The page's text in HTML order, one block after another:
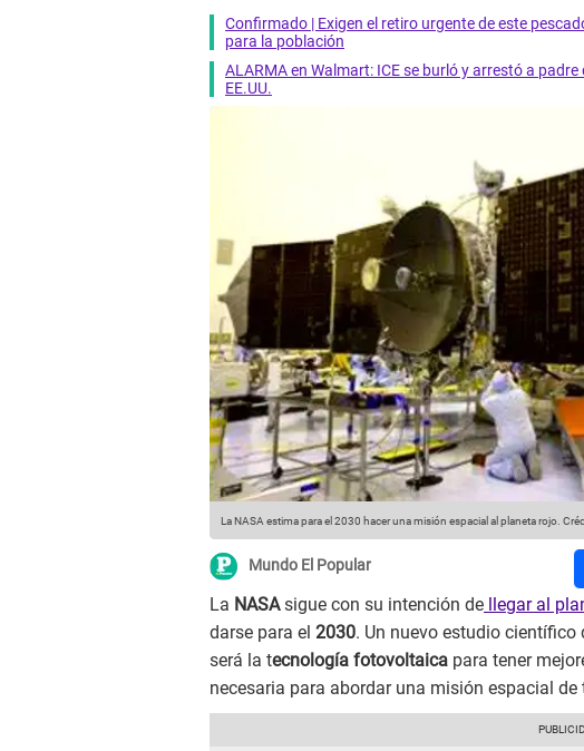
Confirmado | Exigen el retiro urgente de este
para la población
ALARMA en Walmart: ICE se burló y arrestó a
EE.UU.
La NASA estima para el 2030 hacer una misión espacial al planeta rojo.
Mundo El Popular
La NASAsigue con su intención de llegar al
darse para el 2030. Un nuevo estudio científico
será la tecnología fotovoltaica para tener
necesaria para abordar una misión espacial de